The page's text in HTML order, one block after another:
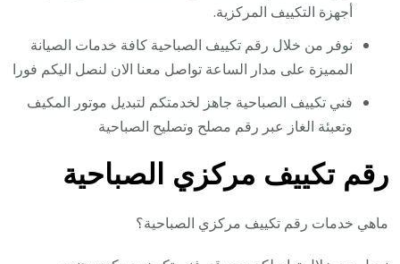
أجهزة التكييف المركزية.
نوفر من خلال رقم تكييف الصباحية كافة خدمات الصيانة
المميزة على مدار الساعة تواصل معنا الان لنصل اليكم فورا
فني تكييف الصباحية جاهز لخدمتكم لتبديل موتور المكيف
وتعبئة الغاز عبر رقم مصلح وتصليح الصباحية
رقم تكييف مركزي الصباحية
ماهي خدمات رقم تكييف مركزي الصباحية؟